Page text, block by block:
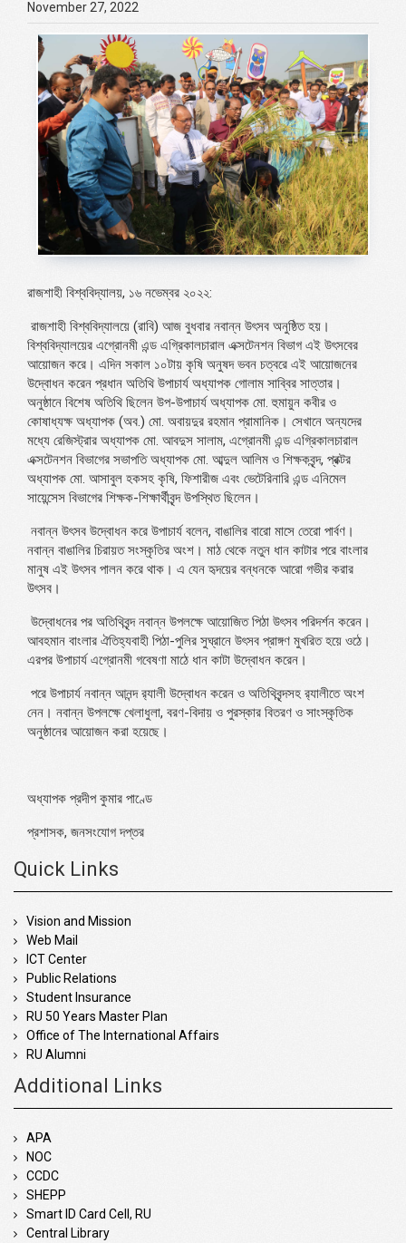
November 27, 2022
রাজশাহী বিশ্ববিদ্যালয়, ১৬ নভেম্বর ২০২২:
রাজশাহী বিশ্ববিদ্যালয়ে (রাবি) আজ বুধবার নবান্ন উৎসব অনুষ্ঠিত হয়।
বিশ্ববিদ্যালয়ের এগ্রোনমী এন্ড এগ্রিকালচারাল এক্সটেনশন বিভাগ এই উৎসবের
আয়োজন করে। এদিন সকাল ১০টায় কৃষি অনুষদ ভবন চত্বরে এই আয়োজনের
উদ্বোধন করেন প্রধান অতিথি উপাচার্য অধ্যাপক গোলাম সাব্বির সাত্তার।
অনুষ্ঠানে বিশেষ অতিথি ছিলেন উপ-উপাচার্য অধ্যাপক মো. হুমায়ুন কবীর ও
কোষাধ্যক্ষ অধ্যাপক (অব.) মো. অবায়দুর রহমান প্রামানিক। সেখানে অন্যদের
মধ্যে রেজিস্ট্রার অধ্যাপক মো. আবদুস সালাম, এগ্রোনমী এন্ড এগ্রিকালচারাল
এক্সটেনশন বিভাগের সভাপতি অধ্যাপক মো. আব্দুল আলিম ও শিক্ষকবৃন্দ, প্রক্টর
অধ্যাপক মো. আসাবুল হকসহ কৃষি, ফিশারীজ এবং ভেটেরিনারি এন্ড এনিমেল
সায়েন্সেস বিভাগের শিক্ষক-শিক্ষার্থীবৃন্দ উপস্থিত ছিলেন।
নবান্ন উৎসব উদ্বোধন করে উপাচার্য বলেন, বাঙালির বারো মাসে তেরো পার্বণ।
নবান্ন বাঙালির চিরায়ত সংস্কৃতির অংশ। মাঠ থেকে নতুন ধান কাটার পরে বাংলার
মানুষ এই উৎসব পালন করে থাক। এ যেন হৃদয়ের বন্ধনকে আরো গভীর করার
উৎসব।
উদ্বোধনের পর অতিথিবৃন্দ নবান্ন উপলক্ষে আয়োজিত পিঠা উৎসব পরিদর্শন করেন।
আবহমান বাংলার ঐতিহ্যবাহী পিঠা-পুলির সুঘ্রানে উৎসব প্রাঙ্গণ মুখরিত হয়ে ওঠে।
এরপর উপাচার্য এগ্রোনমী গবেষণা মাঠে ধান কাটা উদ্বোধন করেন।
পরে উপাচার্য নবান্ন আনন্দ র‌্যালী উদ্বোধন করেন ও অতিথিবৃন্দসহ র‌্যালীতে অংশ
নেন। নবান্ন উপলক্ষে খেলাধুলা, বরণ-বিদায় ও পুরস্কার বিতরণ ও সাংস্কৃতিক
অনুষ্ঠানের আয়োজন করা হয়েছে।
অধ্যাপক প্রদীপ কুমার পাণ্ডে
প্রশাসক, জনসংযোগ দপ্তর
Quick Links
Vision and Mission
Web Mail
ICT Center
Public Relations
Student Insurance
RU 50 Years Master Plan
Office of The International Affairs
RU Alumni
Additional Links
APA
NOC
CCDC
SHEPP
Smart ID Card Cell, RU
Central Library